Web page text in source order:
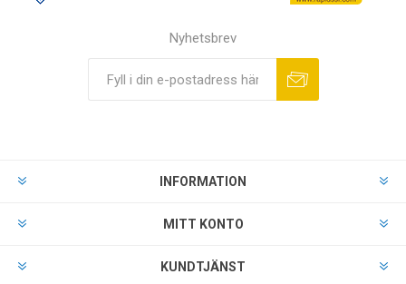
Nyhetsbrev
INFORMATION
MITT KONTO
KUNDTJÄNST